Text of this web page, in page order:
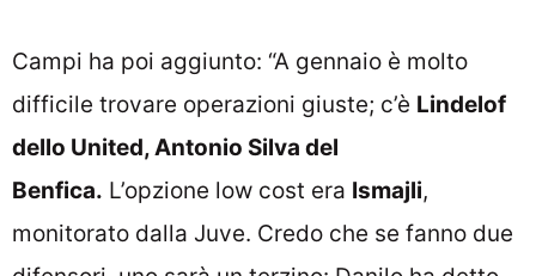
Campi ha poi aggiunto: “A gennaio è molto
difficile trovare operazioni giuste; c’è Lindelof
dello United, Antonio Silva del
Benfica. L’opzione low cost era Ismajli,
monitorato dalla Juve. Credo che se fanno due